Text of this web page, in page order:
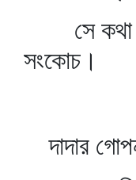
সে কথা
সংকোচ।
দাদার